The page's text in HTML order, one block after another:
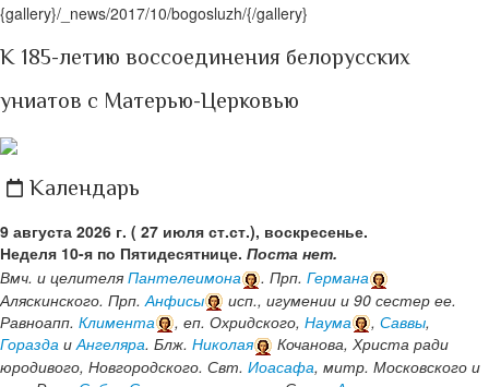
{gallery}/_news/2017/10/bogosluzh/{/gallery}
К 185-летию воссоединения белорусских
униатов с Матерью-Церковью
Календарь
9 августа 2026 г. ( 27 июля ст.ст.), воскресенье.
Неделя 10-я по Пятидесятнице. Поста нет.
Вмч. и целителя Пантелеимона . Прп. Германа
Аляскинского. Прп. Анфисы
исп., игумении и 90 сестер ее.
Равноапп. Климента , еп. Охридского, Наума , Саввы,
Горазда иАнгеляра. Блж. Николая
Кочанова, Христа ради
юродивого, Новгородского. Свт. Иоасафа, митр. Московского и